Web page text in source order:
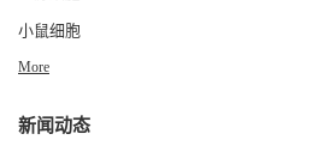
小鼠细胞
More
新闻动态